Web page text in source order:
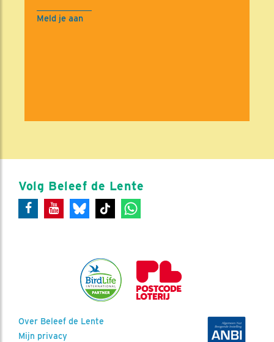
Meld je aan
Volg Beleef de Lente
Over Beleef de Lente
Mijn privacy